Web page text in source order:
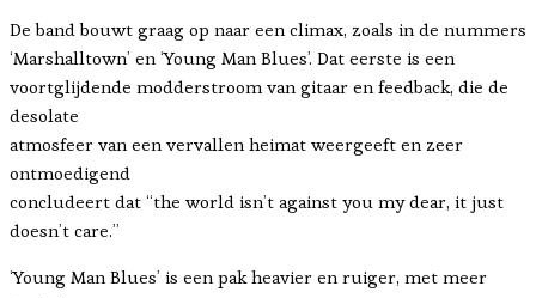
De band bouwt graag op naar een climax, zoals in de nummers
‘Marshalltown’ en ‘Young Man Blues’. Dat eerste is een
voortglijdende modderstroom van gitaar en feedback, die de
desolate
atmosfeer van een vervallen heimat weergeeft en zeer
ontmoedigend
concludeert dat “the world isn’t against you my dear, it just
doesn’t care.”
‘Young Man Blues’ is een pak heavier en ruiger, met meer